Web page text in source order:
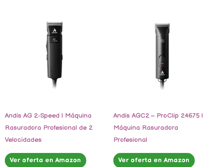
Andis AG 2-Speed | Máquina
Rasuradora Profesional de 2
Velocidades
Ver oferta en Amazon
Andis AGC2 – ProClip 24675 |
Máquina Rasuradora
Profesional
Ver oferta en Amazon